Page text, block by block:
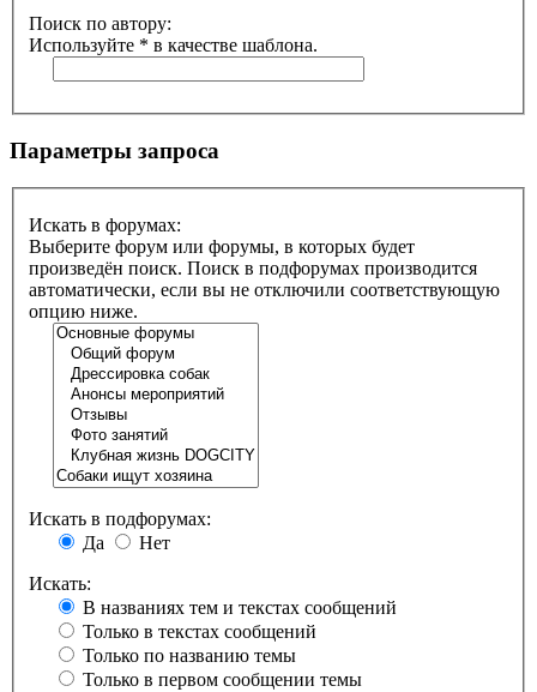
Поиск по автору:
Используйте * в качестве шаблона.
Параметры запроса
Искать в форумах:
Выберите форум или форумы, в которых будет
произведён поиск. Поиск в подфорумах производится
автоматически, если вы не отключили соответствующую
опцию ниже.
Искать в подфорумах:
Да
Нет
Искать:
В названиях тем и текстах сообщений
Только в текстах сообщений
Только по названию темы
Только в первом сообщении темы